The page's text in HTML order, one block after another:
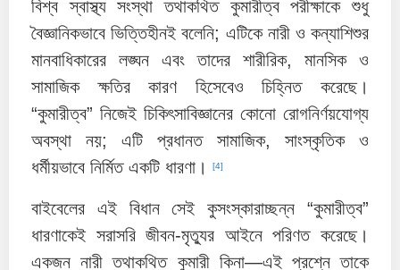
বিশ্ব স্বাস্থ্য সংস্থা তথাকথিত কুমারীত্ব পরীক্ষাকে শুধু
বৈজ্ঞানিকভাবে ভিত্তিহীনই বলেনি; এটিকে নারী ও কন্যাশিশুর
মানবাধিকারের লঙ্ঘন এবং তাদের শারীরিক, মানসিক ও
সামাজিক ক্ষতির কারণ হিসেবেও চিহ্নিত করেছে।
“কুমারীত্ব” নিজেই চিকিৎসাবিজ্ঞানের কোনো রোগনির্ণয়যোগ্য
অবস্থা নয়; এটি প্রধানত সামাজিক, সাংস্কৃতিক ও
ধর্মীয়ভাবে নির্মিত একটি ধারণা।
[4]
বাইবেলের এই বিধান সেই কুসংস্কারাচ্ছন্ন “কুমারীত্ব”
ধারণাকেই সরাসরি জীবন-মৃত্যুর আইনে পরিণত করেছে।
একজন নারী তথাকথিত কুমারী কিনা—এই প্রশ্নে তাকে